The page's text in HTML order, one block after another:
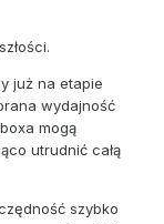
już na etapie
wydajność
mogą
utrudnić całą
szybko